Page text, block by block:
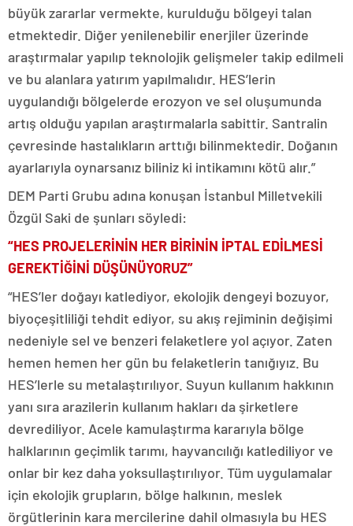
büyük zararlar vermekte, kurulduğu bölgeyi talan
etmektedir. Diğer yenilenebilir enerjiler üzerinde
araştırmalar yapılıp teknolojik gelişmeler takip edilmeli
ve bu alanlara yatırım yapılmalıdır. HES’lerin
uygulandığı bölgelerde erozyon ve sel oluşumunda
artış olduğu yapılan araştırmalarla sabittir. Santralin
çevresinde hastalıkların arttığı bilinmektedir. Doğanın
ayarlarıyla oynarsanız biliniz ki intikamını kötü alır.”
DEM Parti Grubu adına konuşan İstanbul Milletvekili
Özgül Saki de şunları söyledi:
“HES PROJELERİNİN HER BİRİNİN İPTAL EDİLMESİ
GEREKTİĞİNİ DÜŞÜNÜYORUZ”
“HES’ler doğayı katlediyor, ekolojik dengeyi bozuyor,
biyoçeşitliliği tehdit ediyor, su akış rejiminin değişimi
nedeniyle sel ve benzeri felaketlere yol açıyor. Zaten
hemen hemen her gün bu felaketlerin tanığıyız. Bu
HES’lerle su metalaştırılıyor. Suyun kullanım hakkının
yanı sıra arazilerin kullanım hakları da şirketlere
devrediliyor. Acele kamulaştırma kararıyla bölge
halklarının geçimlik tarımı, hayvancılığı katlediliyor ve
onlar bir kez daha yoksullaştırılıyor. Tüm uygulamalar
için ekolojik grupların, bölge halkının, meslek
örgütlerinin kara mercilerine dahil olmasıyla bu HES